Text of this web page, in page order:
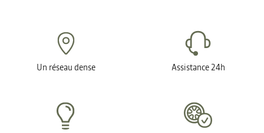
Un réseau dense Assistance 24h